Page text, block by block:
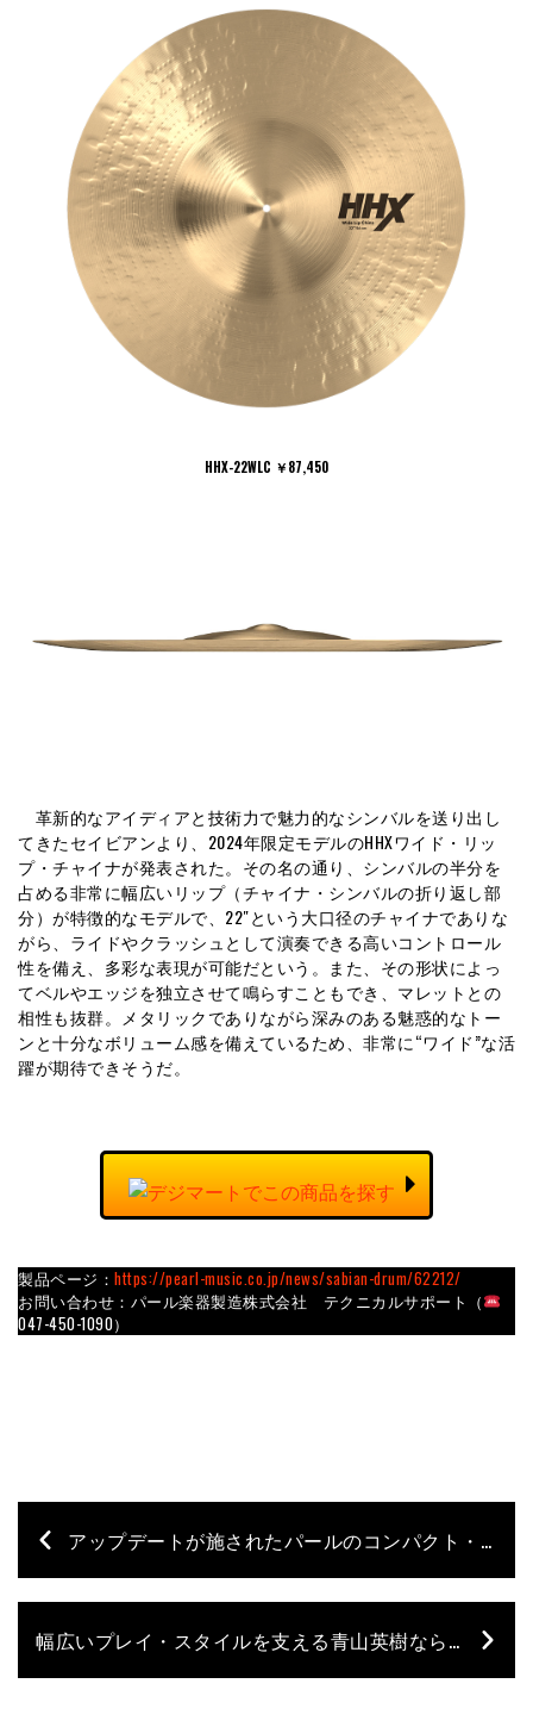
HHX-22WLC ￥87,450
革新的なアイディアと技術力で魅力的なシンバルを送り出し
てきたセイビアンより、2024年限定モデルのHHXワイド・リッ
プ・チャイナが発表された。その名の通り、シンバルの半分を
占める非常に幅広いリップ（チャイナ・シンバルの折り返し部
分）が特徴的なモデルで、22″という大口径のチャイナでありな
がら、ライドやクラッシュとして演奏できる高いコントロール
性を備え、多彩な表現が可能だという。また、その形状によっ
てベルやエッジを独立させて鳴らすこともでき、マレットとの
相性も抜群。メタリックでありながら深みのある魅惑的なトー
ンと十分なボリューム感を備えているため、非常に“ワイド”な活
躍が期待できそうだ。
製品ページ： https://pearl-music.co.jp/news/sabian-drum/62212/
お問い合わせ：パール楽器製造株式会社 テクニカルサポート（
047-450-1090）
アップデートが施されたパールのコンパクト・キット＝リズムトラベラーが3機種一挙発売！
幅広いプレイ・スタイルを支える青山英樹ならではのシグネチャー・スティックがレルニよりリリース